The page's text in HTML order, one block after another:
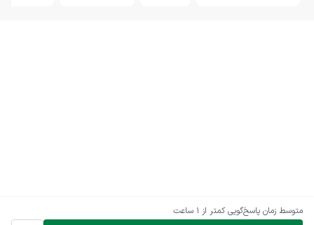
متوسط زمان پاسخ‌گویی کمتر از 1 ساعت